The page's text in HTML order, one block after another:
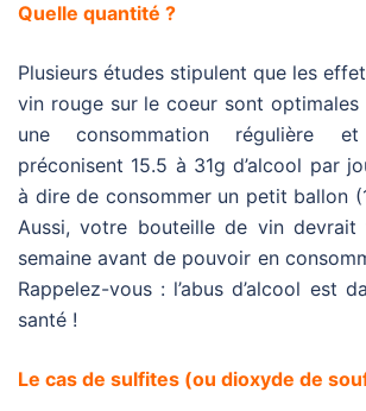
Quelle quantité ?
Plusieurs études stipulent que les
vin rouge sur le coeur sont optimales
une consommation régulière
préconisent 15.5 à 31g d’alcool par
à dire de consommer un petit ballon
Aussi, votre bouteille de vin devrait
semaine avant de pouvoir en
Rappelez-vous : l’abus d’alcool est
santé !
Le cas de sulfites (ou dioxyde de